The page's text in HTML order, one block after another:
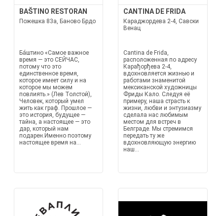
BAŠTINO RESTORAN
Пожешка 83а, Баново Брдо
Ба́штино «Самое важное
время — это СЕЙЧАС,
потому что это
единственное время,
которое имеет силу и на
которое мы можем
повлиять.» (Лев Толстой),
Человек, который умел
жить как граф. Прошлое —
это история, будущее —
тайна, а настоящее — это
дар, который нам
подарен.Именно поэтому
настоящее время на...
CANTINA DE FRIDA
Караджордева 2-4, Савски
Венац
Cantina de Frida,
расположенная по адресу
Карађорђева 2-4,
вдохновляется жизнью и
работами знаменитой
мексиканской художницы
Фриды Кало. Следуя её
примеру, наша страсть к
жизни, любви и энтузиазму
сделала нас любимым
местом для встреч в
Белграде. Мы стремимся
передать ту же
вдохновляющую энергию
наш...